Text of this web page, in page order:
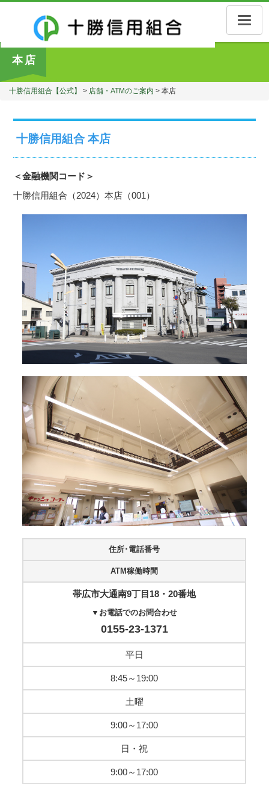
Toggle
本店
十勝信用組合【公式】 > 店舗・ATMのご案内 > 本店
十勝信用組合 本店
＜金融機関コード＞
十勝信用組合（2024）本店（001）
住所･電話番号
ATM稼働時間
帯広市大通南9丁目18・20番地
▼お電話でのお問合わせ
0155-23-1371
平日
8:45～19:00
土曜
9:00～17:00
日・祝
9:00～17:00